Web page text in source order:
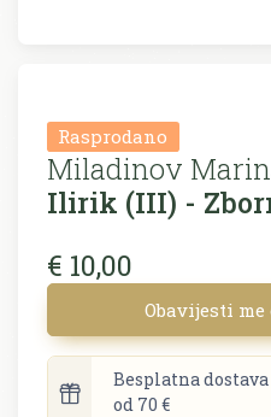
Rasprodano
Miladinov
Ilirik (III) -
€ 10,00
Obavijesti
Besplatna dostava
od 70 €